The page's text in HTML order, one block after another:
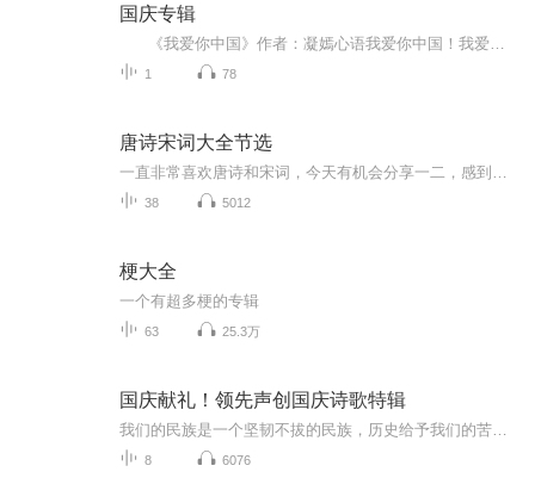
国庆专辑
1 78
唐诗宋词大全节选
38 5012
梗大全
一个有超多梗的专辑
63 25.3万
国庆献礼！领先声创国庆诗歌特辑
8 6076